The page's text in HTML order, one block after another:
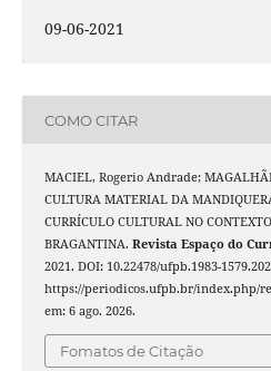
09-06-2021
COMO CITAR
MACIEL, Rogerio Andrade;
CULTURA MATERIAL DA
CURRÍCULO CULTURAL NO
BRAGANTINA. Revista Espaço do
2021. DOI: 10.22478/ufpb.1983-
https://periodicos.ufpb.br/index.php/
em: 6 ago. 2026.
Fomatos de Citação